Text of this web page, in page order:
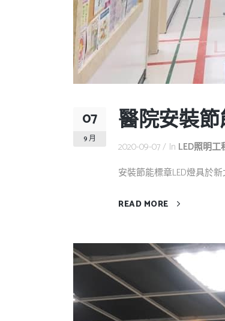
07
9 月
醫院安裝
2020-09-07 In LED照明工
安裝節能標章LED燈具於新
READ MORE